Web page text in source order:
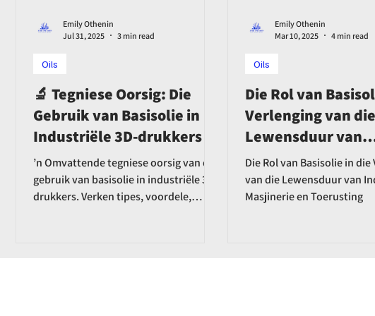
🔬 Tegniese Oorsig: Die
Gebruik van Basisolie in
Industriële 3D-drukkers
’n Omvattende tegniese oorsig van die
gebruik van basisolie in industriële 3D-
drukkers. Verken tipes, voordele,
Oils
Emily Othenin
Jul 31, 2025
3 min read
Die Rol van
Verlenging van
Lewensduur van
Industriële
Toerusting
Die Rol van Basisolie in die
van die Lewensduur van
Masjinerie en Toerusting
Oils
Emily Othenin
Mar 10, 2025
4 min read